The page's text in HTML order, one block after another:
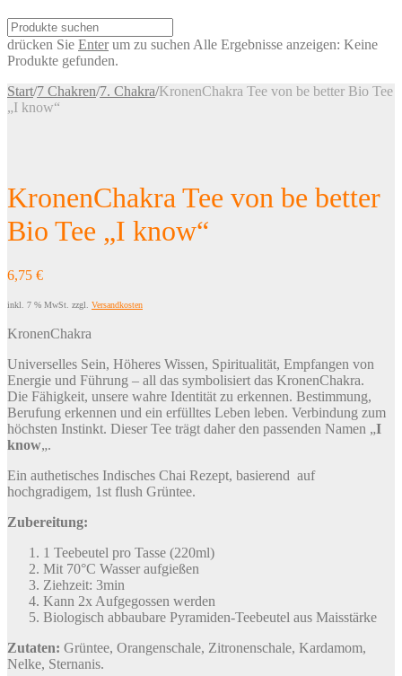
drücken Sie Enterum zu suchen Alle Ergebnisse anzeigen: Keine
Produkte gefunden.
Start/7 Chakren/7. Chakra/KronenChakra Tee von be better Bio Tee
„I know“
KronenChakra Tee von be better
Bio Tee „I know“
6,75 €
inkl. 7 % MwSt. zzgl. Versandkosten
KronenChakra
Universelles Sein, Höheres Wissen, Spiritualität, Empfangen von
Energie und Führung – all das symbolisiert das KronenChakra.
Die Fähigkeit, unsere wahre Identität zu erkennen. Bestimmung,
Berufung erkennen und ein erfülltes Leben leben. Verbindung zum
höchsten Instinkt. Dieser Tee trägt daher den passenden Namen „I
know„.
Ein authetisches Indisches Chai Rezept, basierend auf
hochgradigem, 1st flush Grüntee.
Zubereitung:
1 Teebeutel pro Tasse (220ml)
Mit 70°C Wasser aufgießen
Ziehzeit: 3min
Kann 2x Aufgegossen werden
Biologisch abbaubare Pyramiden-Teebeutel aus Maisstärke
Zutaten: Grüntee, Orangenschale, Zitronenschale, Kardamom,
Nelke, Sternanis.